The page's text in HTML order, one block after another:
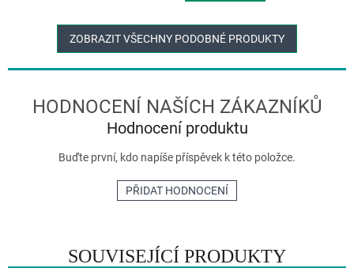
SOUVISEJÍCÍ PRODUKTY
hvězdiček.
ZOBRAZIT VŠECHNY PODOBNÉ PRODUKTY
Hodnocení produktu
Buďte první, kdo napíše příspěvek k této položce.
PŘIDAT HODNOCENÍ